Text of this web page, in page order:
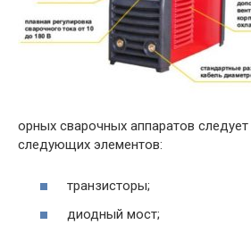
орных сварочных аппаратов
следующих элементов:
транзисторы;
диодный мост;